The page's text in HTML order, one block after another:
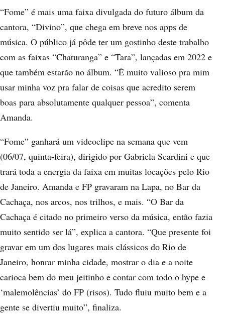
“Fome” é mais uma faixa divulgada do futuro álbum da
cantora, “Divino”, que chega em breve nos apps de
música. O público já pôde ter um gostinho deste trabalho
com as faixas “Chaturanga” e “Tara”, lançadas em 2022 e
que também estarão no álbum. “É muito valioso pra mim
usar minha voz pra falar de coisas que acredito serem
boas para absolutamente qualquer pessoa”, comenta
Amanda.
“Fome” ganhará um videoclipe na semana que vem
(06/07, quinta-feira), dirigido por Gabriela Scardini e que
trará toda a energia da faixa em muitas locações pelo Rio
de Janeiro. Amanda e FP gravaram na Lapa, no Bar da
Cachaça, nos arcos, nos trilhos, e mais. “O Bar da
Cachaça é citado no primeiro verso da música, então fazia
muito sentido ser lá”, explica a cantora. “Que presente foi
gravar em um dos lugares mais clássicos do Rio de
Janeiro, honrar minha cidade, mostrar o dia e a noite
carioca bem do meu jeitinho e contar com todo o hype e
‘malemolências’ do FP (risos). Tudo fluiu muito bem e a
gente se divertiu muito”, finaliza.